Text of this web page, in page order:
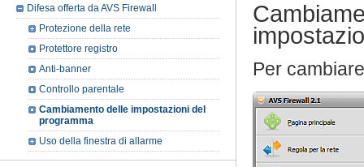
Per
Difesa offerta da AVS Firewall
Protezione della rete
Protettore registro
Anti-banner
Controllo parentale
Cambiamento delle impostazioni del
programma
Uso della finestra di allarme